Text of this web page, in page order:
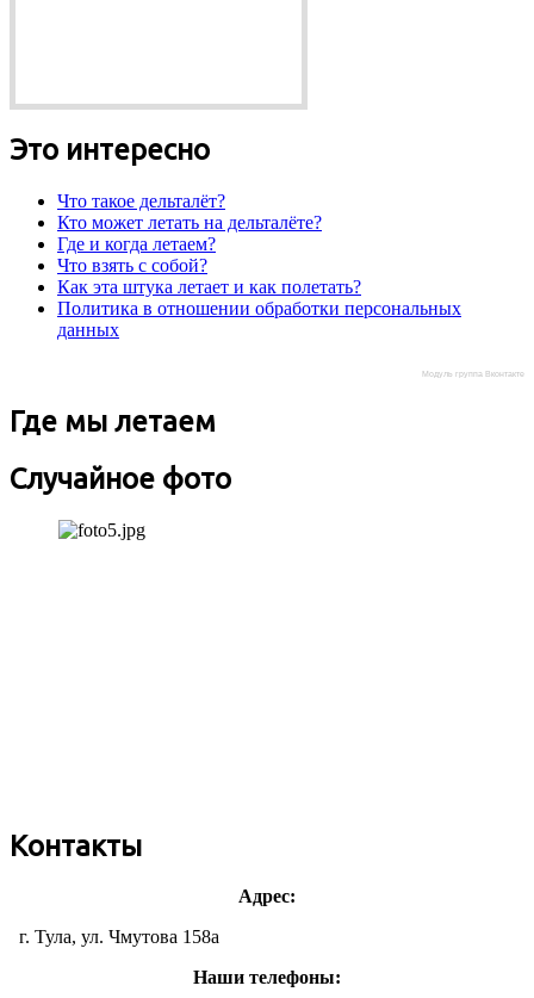
Это интересно
Что такое дельталёт?
Кто может летать на дельталёте?
Где и когда летаем?
Что взять с собой?
Как эта штука летает и как полетать?
Политика в отношении обработки персональных
данных
Модуль группа Вконтакте
Где мы летаем
Случайное фото
Контакты
Адрес:
г. Тула, ул. Чмутова 158а
Наши телефоны: